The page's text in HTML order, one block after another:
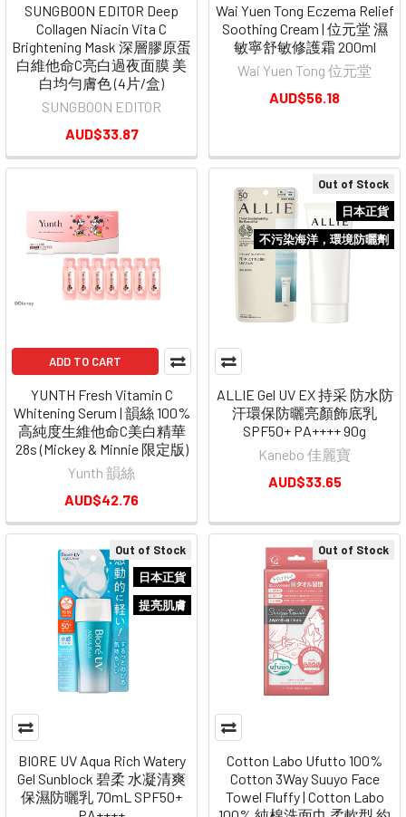
Out of Stock
日本正貨
不污染海洋，環境防曬劑
ALLIE Gel UV EX 持采 防水防
汗環保防曬亮顏飾底乳
SPF50+ PA++++ 90g
Kanebo 佳麗寶
AUD$33.65
Out of Stock
日本正貨
提亮肌膚
BIORE UV Aqua Rich Watery
Gel Sunblock 碧柔 水凝清爽
保濕防曬乳 70mL SPF50+
Out of Stock
Cotton Labo Ufutto 100%
Cotton 3Way Suuyo Face
Towel Fluffy | Cotton Labo
SUNGBOON EDITOR Deep
Collagen Niacin Vita C
Brightening Mask 深層膠原蛋
白維他命C亮白過夜面膜 美
白均勻膚色 (4片/盒)
SUNGBOON EDITOR
AUD$33.87
Wai Yuen Tong Eczema Relief
Soothing Cream | 位元堂 濕
敏寧舒敏修護霜 200ml
Wai Yuen Tong 位元堂
AUD$56.18
ADD TO CART
YUNTH Fresh Vitamin C
Whitening Serum | 韻絲 100%
高純度生維他命C美白精華
28s (Mickey & Minnie 限定版)
Yunth 韻絲
AUD$42.76